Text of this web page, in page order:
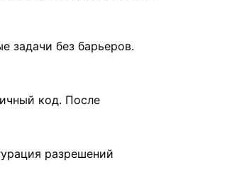
задачи без барьеров.
код. После
разрешений